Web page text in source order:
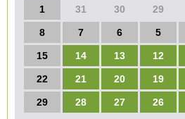
29
30
31
1
5
6
7
8
12
13
14
15
19
20
21
22
26
27
28
29